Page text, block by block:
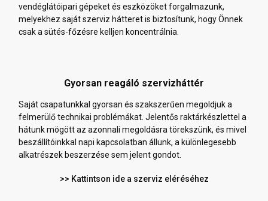
vendéglátóipari gépeket és eszközöket forgalmazunk,
melyekhez saját szerviz hátteret is biztosítunk, hogy Önnek
csak a sütés-főzésre kelljen koncentrálnia.
Gyorsan reagáló szervizháttér
Saját csapatunkkal gyorsan és szakszerűen megoldjuk a
felmerülő technikai problémákat. Jelentős raktárkészlettel a
hátunk mögött az azonnali megoldásra törekszünk, és mivel
beszállítóinkkal napi kapcsolatban állunk, a különlegesebb
alkatrészek beszerzése sem jelent gondot.
>> Kattintson ide a szerviz eléréséhez